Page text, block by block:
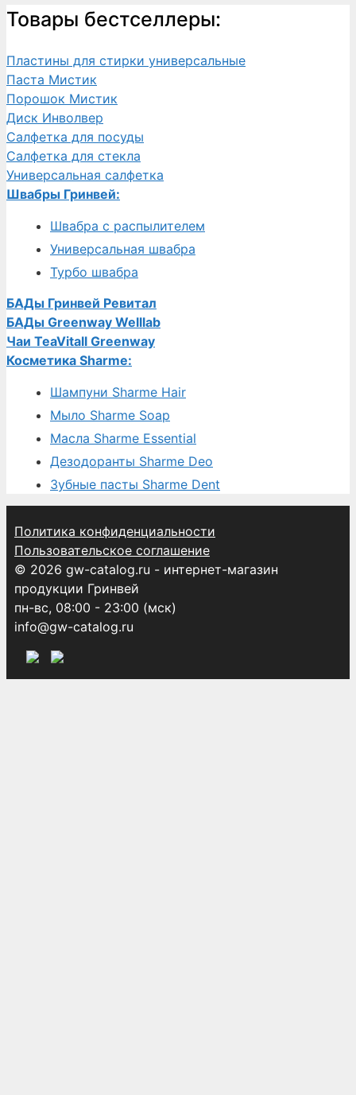
Товары бестселлеры:
Пластины для стирки универсальные
Паста Мистик
Порошок Мистик
Диск Инволвер
Салфетка для посуды
Салфетка для стекла
Универсальная салфетка
Швабры Гринвей:
Швабра с распылителем
Универсальная швабра
Турбо швабра
БАДы Гринвей Ревитал
БАДы Greenway Welllab
Чаи TeaVitall Greenway
Косметика Sharme:
Шампуни Sharme Hair
Мыло Sharme Soap
Масла Sharme Essential
Дезодоранты Sharme Deo
Зубные пасты Sharme Dent
Политика конфиденциальности
Пользовательское соглашение
© 2026 gw-catalog.ru - интернет-магазин
продукции Гринвей
пн-вс, 08:00 - 23:00 (мск)
info@gw-catalog.ru